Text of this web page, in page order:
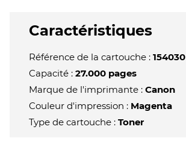
-
2798B002
Caractéristiques
Référence de la cartouche : 154030
Capacité : 27.000 pages
Marque de l'imprimante : Canon
Couleur d'impression : Magenta
Type de cartouche : Toner